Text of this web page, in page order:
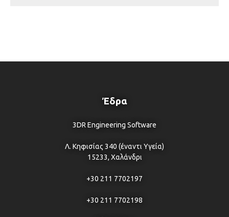
Έδρα
3DR Engineering Software
Λ. Κηφισίας 340 (έναντι Υγεία)
15233, Χαλάνδρι
+30 211 7702197
+30 211 7702198